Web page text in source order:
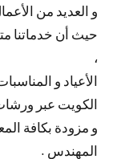
و العديد من
،
الأعياد و
الكويت عبر
و مزودة بكافة
المهندس .